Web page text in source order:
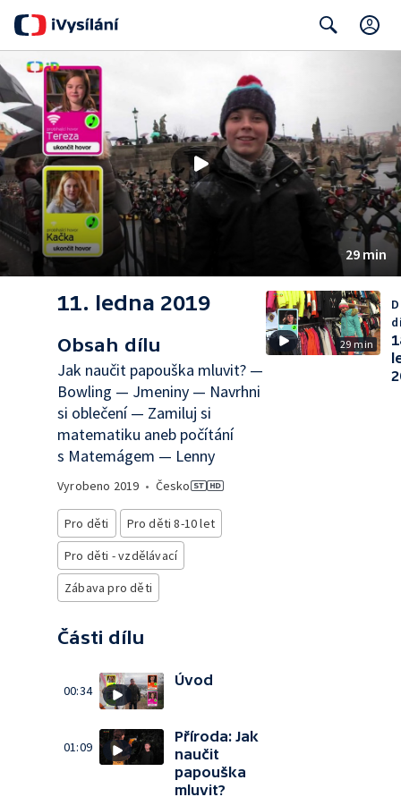
29 min
11. ledna 2019
Obsah dílu
Jak naučit papouška mluvit? —
Bowling — Jmeniny — Navrhni
si oblečení — Zamiluj si
matematiku aneb počítání
s Matemágem — Lenny
Vyrobeno 2019 • Česko
Pro děti
Pro děti 8-10 let
Pro děti - vzdělávací
Zábava pro děti
Části dílu
00:34
Úvod
01:09
Příroda: Jak
naučit
papouška
mluvit?
29 min